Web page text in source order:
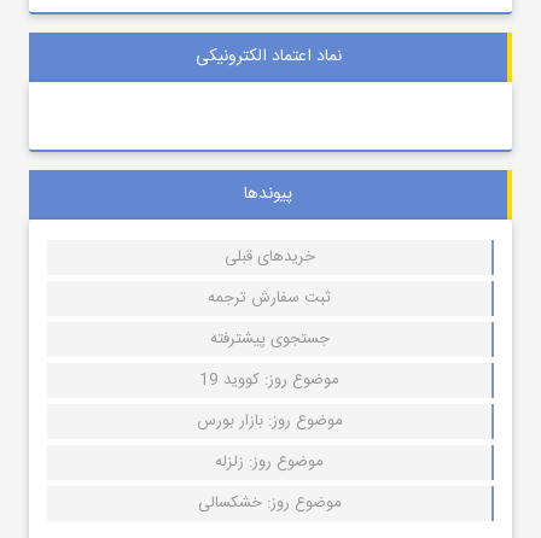
نماد اعتماد الکترونیکی
پیوندها
خریدهای قبلی
ثبت سفارش ترجمه
جستجوی پیشترفته
موضوع روز: کووید 19
موضوع روز: بازار بورس
موضوع روز: زلزله
موضوع روز: خشکسالی